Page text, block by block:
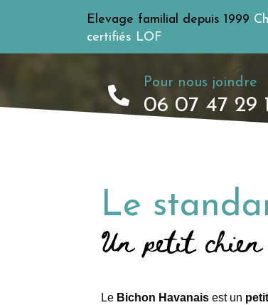
Elevage familial depuis 1999
certifiés LOF
Pour nous joindre
06 07 47 29
Le
Un petit
Le Bichon Havanais est un